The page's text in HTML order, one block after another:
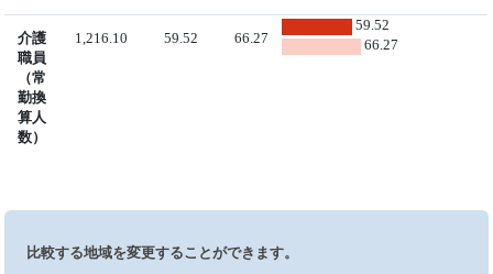
介護
職員
（常
勤換
算人
数）
1,216.10 59.52 66.27
59.52
66.27
比較する地域を変更することができます。